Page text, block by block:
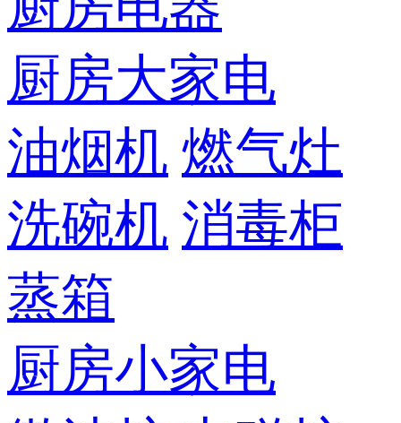
厨房大家电
油烟机 燃气灶
洗碗机 消毒柜
蒸箱
厨房小家电